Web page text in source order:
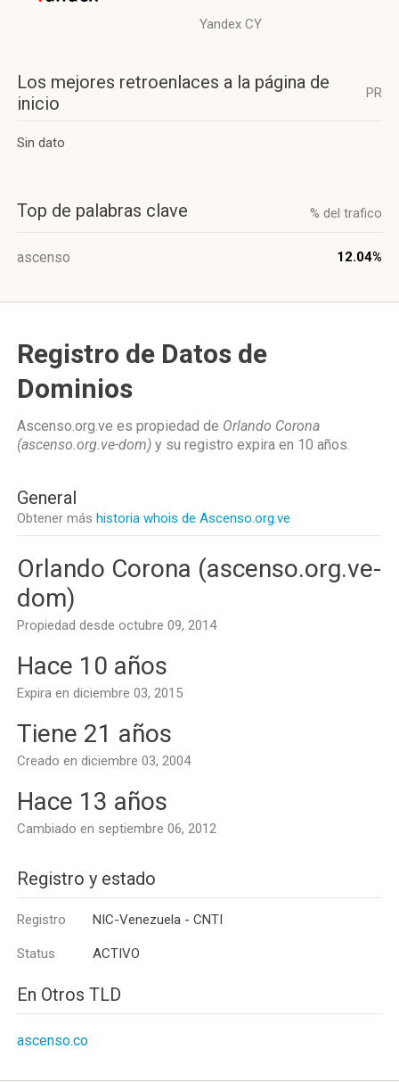
Yandex CY
Los mejores retroenlaces a la página de
inicio
PR
Sin dato
Top de palabras clave % del trafico
ascenso 12.04%
Registro de Datos de
Dominios
Ascenso.org.ve es propiedad de Orlando Corona
(ascenso.org.ve-dom) y su registro expira en 10 años.
General
Obtener más historia whois de Ascenso.org.ve
Orlando Corona (ascenso.org.ve-
dom)
Propiedad desde octubre 09, 2014
Hace 10 años
Expira en diciembre 03, 2015
Tiene 21 años
Creado en diciembre 03, 2004
Hace 13 años
Cambiado en septiembre 06, 2012
Registro y estado
Registro NIC-Venezuela - CNTI
Status ACTIVO
En Otros TLD
ascenso.co